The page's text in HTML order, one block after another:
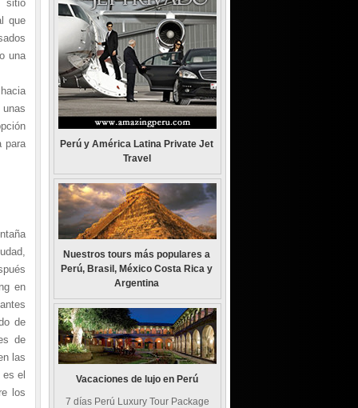
sitio
que
una
para
en
de
de
las
el
los
Perú y América Latina Private Jet
Travel
Nuestros tours más populares a
Perú, Brasil, México Costa Rica y
Argentina
Vacaciones de lujo en Perú
7 días Perú Luxury Tour Package